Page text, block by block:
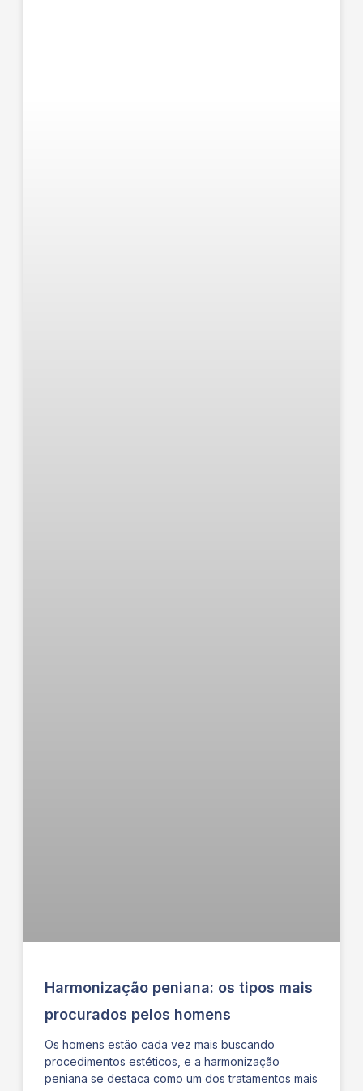
Harmonização peniana: os tipos mais
procurados pelos homens
Os homens estão cada vez mais buscando
procedimentos estéticos, e a harmonização
peniana se destaca como um dos tratamentos mais